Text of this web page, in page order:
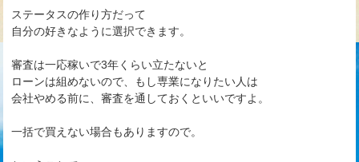
ステータスの作り方だって
自分の好きなように選択できます。
審査は一応稼いで3年くらい立たないと
ローンは組めないので、もし専業になりたい人は
会社やめる前に、審査を通しておくといいですよ。
一括で買えない場合もありますので。